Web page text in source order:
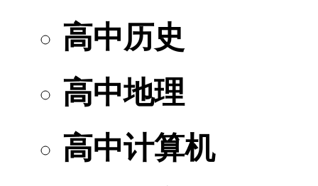
高中历史
高中地理
高中计算机